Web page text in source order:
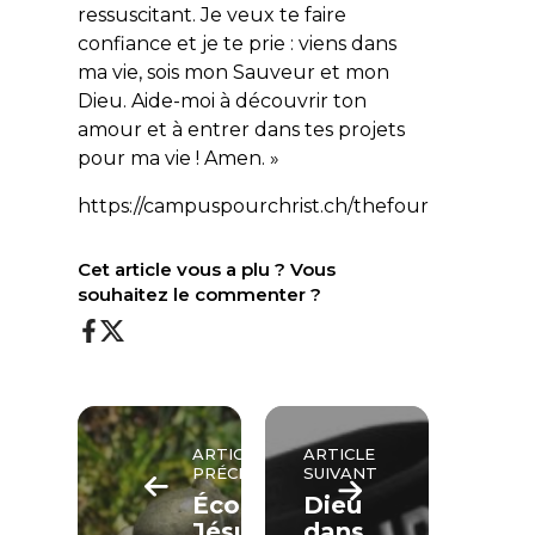
ressuscitant. Je veux te faire
confiance et je te prie : viens dans
ma vie, sois mon Sauveur et mon
Dieu. Aide-moi à découvrir ton
amour et à entrer dans tes projets
pour ma vie ! Amen. »
https://campuspourchrist.ch/thefour
Cet article vous a plu ? Vous
souhaitez le commenter ?
ARTICLE
PRÉCÉDENT
Écoute
ARTICLE
SUIVANT
Dieu